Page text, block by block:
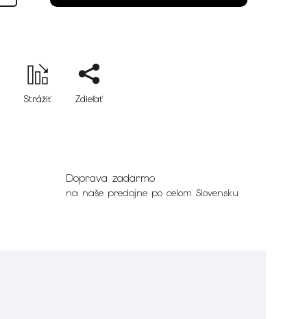
Strážiť Zdieľať
Doprava zadarmo
na naše predajne po celom Slovensku